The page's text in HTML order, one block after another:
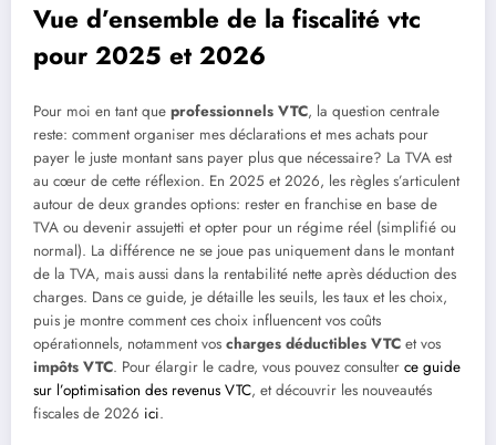
Vue d’ensemble de la fiscalité vtc
pour 2025 et 2026
Pour moi en tant que professionnels VTC, la question centrale
reste: comment organiser mes déclarations et mes achats pour
payer le juste montant sans payer plus que nécessaire? La TVA est
au cœur de cette réflexion. En 2025 et 2026, les règles s’articulent
autour de deux grandes options: rester en franchise en base de
TVA ou devenir assujetti et opter pour un régime réel (simplifié ou
normal). La différence ne se joue pas uniquement dans le montant
de la TVA, mais aussi dans la rentabilité nette après déduction des
charges. Dans ce guide, je détaille les seuils, les taux et les choix,
puis je montre comment ces choix influencent vos coûts
opérationnels, notamment vos charges déductibles VTC et vos
impôts VTC. Pour élargir le cadre, vous pouvez consulter ce guide
sur l’optimisation des revenus VTC, et découvrir les nouveautés
fiscales de 2026 ici.